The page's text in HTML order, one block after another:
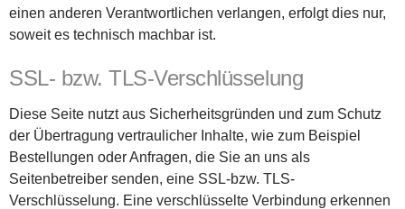
einen anderen Verantwortlichen verlangen, erfolgt dies nur,
soweit es technisch machbar ist.
SSL- bzw. TLS-Verschlüsselung
Diese Seite nutzt aus Sicherheitsgründen und zum Schutz
der Übertragung vertraulicher Inhalte, wie zum Beispiel
Bestellungen oder Anfragen, die Sie an uns als
Seitenbetreiber senden, eine SSL-bzw. TLS-
Verschlüsselung. Eine verschlüsselte Verbindung erkennen